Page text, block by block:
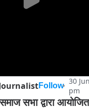
Follow 30
pm
सभा द्वारा